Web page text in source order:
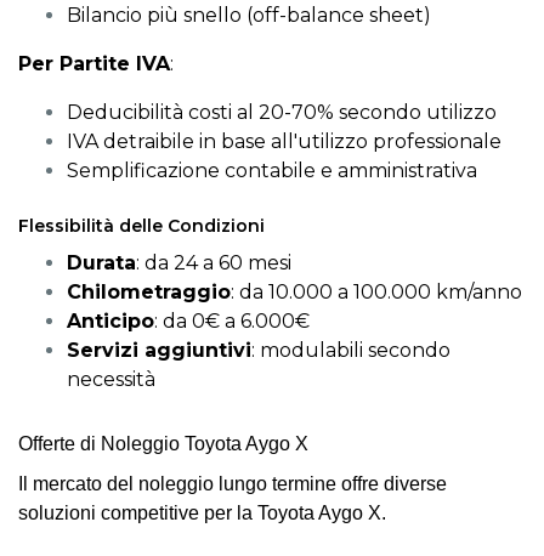
Bilancio più snello (off-balance sheet)
Per Partite IVA:
Deducibilità costi al 20-70% secondo utilizzo
IVA detraibile in base all'utilizzo professionale
Semplificazione contabile e amministrativa
Flessibilità delle Condizioni
Durata: da 24 a 60 mesi
Chilometraggio: da 10.000 a 100.000 km/anno
Anticipo: da 0€ a 6.000€
Servizi aggiuntivi: modulabili secondo
necessità
Offerte di Noleggio Toyota Aygo X
Il mercato del noleggio lungo termine offre diverse
soluzioni competitive per la Toyota Aygo X.